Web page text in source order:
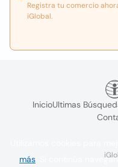
Registra tu comercio
iGlobal.
InicioUltimas
más . Si continúa